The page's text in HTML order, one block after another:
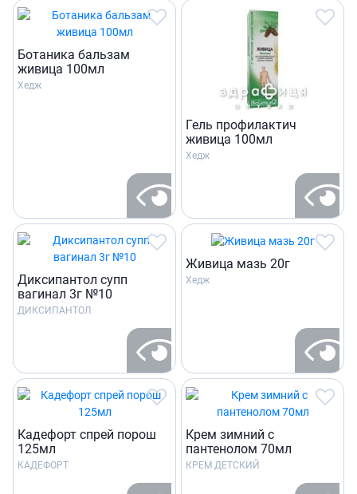
Ботаника бальзам
живица 100мл
Хедж
Гель профилактич
живица 100мл
Хедж
Диксипантол супп
вагинал 3г №10
ДИКСИПАНТОЛ
Живица мазь 20г
Хедж
Кадефорт спрей порош
125мл
КАДЕФОРТ
Крем зимний с
пантенолом 70мл
КРЕМ ДЕТСКИЙ